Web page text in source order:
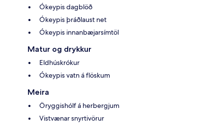
Ókeypis dagblöð
Ókeypis þráðlaust net
Ókeypis innanbæjarsímtöl
Matur og drykkur
Eldhúskrókur
Ókeypis vatn á flöskum
Meira
Öryggishólf á herbergjum
Vistvænar snyrtivörur